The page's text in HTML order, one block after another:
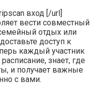
вход [/url]
вести совместный
отдых или
доступ к
каждый участник
знает, где
и получает важные
с вами.